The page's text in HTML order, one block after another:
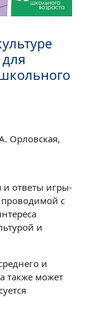
Орловская,
и ответы игры-
с
и
и
также может